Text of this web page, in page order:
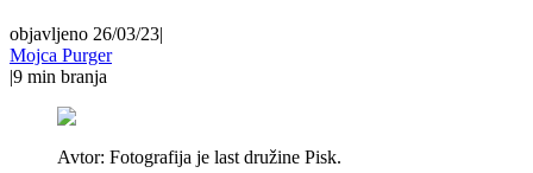
objavljeno 26/03/23|
Mojca Purger
|9 min branja
Avtor: Fotografija je last družine Pisk.